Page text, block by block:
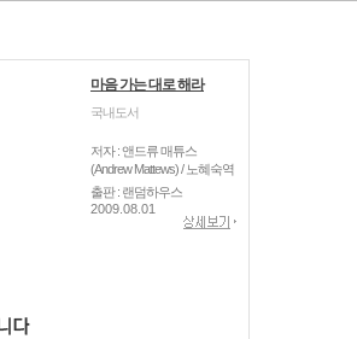
마음 가는 대로 해라
국내도서
저자 : 앤드류 매튜스
(Andrew Mattews) / 노혜숙역
출판 : 랜덤하우스
2009.08.01